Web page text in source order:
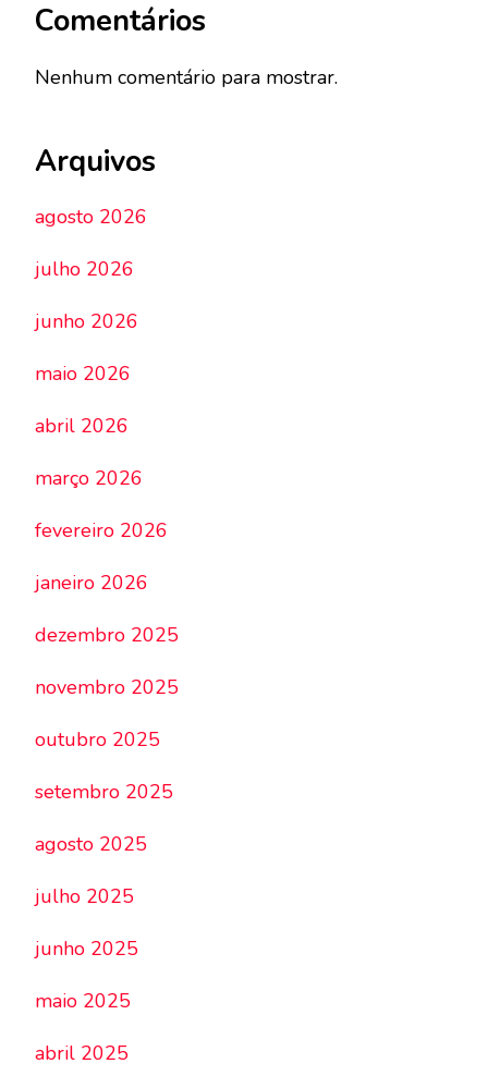
Comentários
Nenhum comentário para mostrar.
Arquivos
agosto 2026
julho 2026
junho 2026
maio 2026
abril 2026
março 2026
fevereiro 2026
janeiro 2026
dezembro 2025
novembro 2025
outubro 2025
setembro 2025
agosto 2025
julho 2025
junho 2025
maio 2025
abril 2025